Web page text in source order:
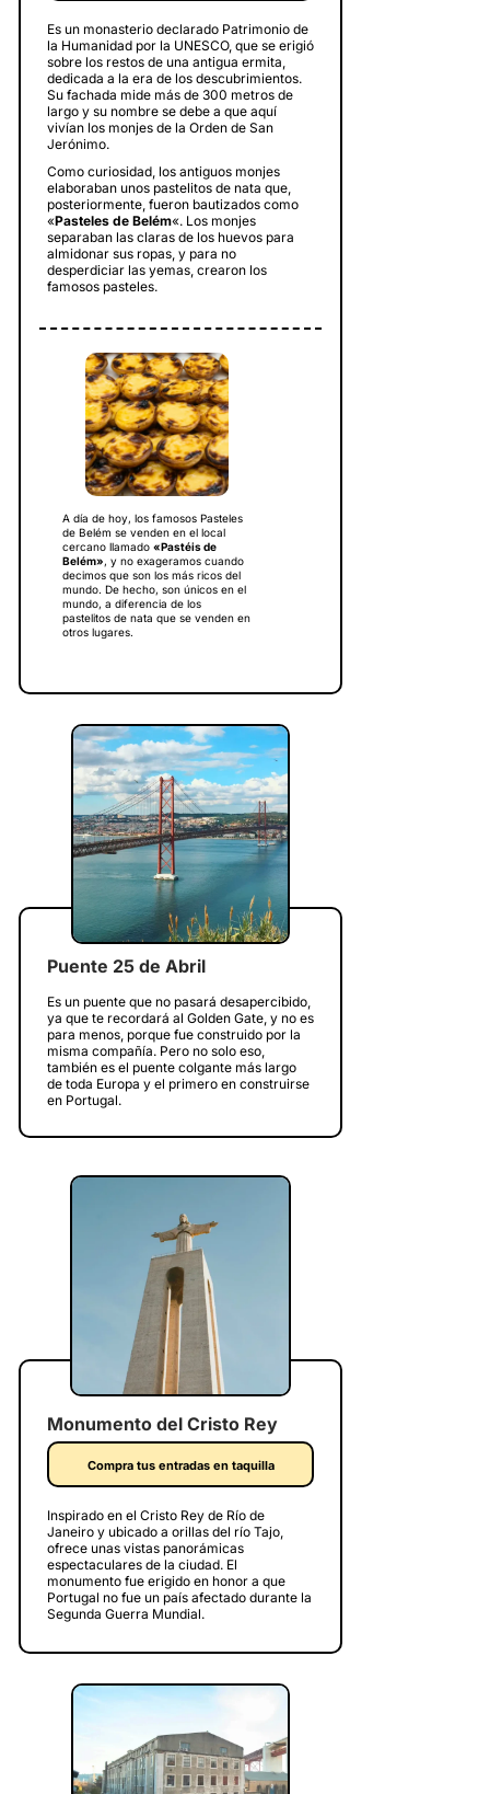
Es un monasterio declarado Patrimonio de
la Humanidad por la UNESCO, que se erigió
sobre los restos de una antigua ermita,
dedicada a la era de los descubrimientos.
Su fachada mide más de 300 metros de
largo y su nombre se debe a que aquí
vivían los monjes de la Orden de San
Jerónimo.
Como curiosidad, los antiguos monjes
elaboraban unos pastelitos de nata que,
posteriormente, fueron bautizados como
«Pasteles de Belém«. Los monjes
separaban las claras de los huevos para
almidonar sus ropas, y para no
desperdiciar las yemas, crearon los
famosos pasteles.
A día de hoy, los famosos Pasteles
de Belém se venden en el local
cercano llamado «Pastéis de
Belém», y no exageramos cuando
decimos que son los más ricos del
mundo. De hecho, son únicos en el
mundo, a diferencia de los
pastelitos de nata que se venden en
otros lugares.
Puente 25 de Abril
Es un puente que no pasará desapercibido,
ya que te recordará al Golden Gate, y no es
para menos, porque fue construido por la
misma compañía. Pero no solo eso,
también es el puente colgante más largo
de toda Europa y el primero en construirse
en Portugal.
Monumento del Cristo Rey
Compra tus entradas en taquilla
Inspirado en el Cristo Rey de Río de
Janeiro y ubicado a orillas del río Tajo,
ofrece unas vistas panorámicas
espectaculares de la ciudad. El
monumento fue erigido en honor a que
Portugal no fue un país afectado durante la
Segunda Guerra Mundial.